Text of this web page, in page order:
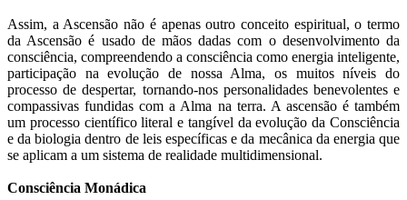
Assim, a Ascensão não é apenas outro conceito espiritual, o termo
da Ascensão é usado de mãos dadas com o desenvolvimento da
consciência, compreendendo a consciência como energia inteligente,
participação na evolução de nossa Alma, os muitos níveis do
processo de despertar, tornando-nos personalidades benevolentes e
compassivas fundidas com a Alma na terra. A ascensão é também
um processo científico literal e tangível da evolução da Consciência
e da biologia dentro de leis específicas e da mecânica da energia que
se aplicam a um sistema de realidade multidimensional.
Consciência Monádica